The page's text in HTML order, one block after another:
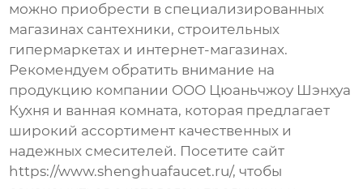
можно приобрести в специализированных
магазинах сантехники, строительных
гипермаркетах и интернет-магазинах.
Рекомендуем обратить внимание на
продукцию компании ООО Цюаньчжоу Шэнхуа
Кухня и ванная комната, которая предлагает
широкий ассортимент качественных и
надежных смесителей. Посетите сайт
https://www.shenghuafaucet.ru/, чтобы